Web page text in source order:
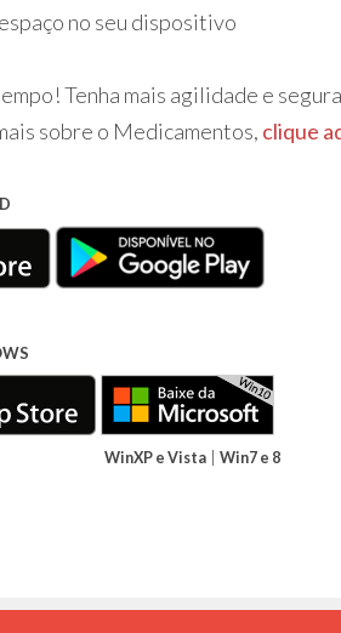
no seu dispositivo
Tenha mais agilidade e
sobre o Medicamentos, clique
WinXP e Vista Win7 e 8